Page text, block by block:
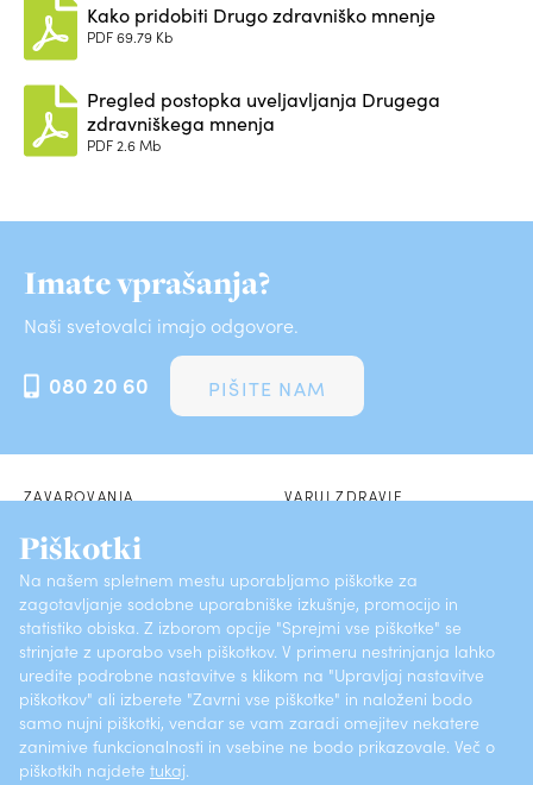
Piškotki
Na našem spletnem mestu uporabljamo piškotke za
zagotavljanje sodobne uporabniške izkušnje, promocijo in
statistiko obiska. Z izborom opcije "Sprejmi vse piškotke" se
strinjate z uporabo vseh piškotkov. V primeru nestrinjanja lahko
uredite podrobne nastavitve s klikom na "Upravljaj nastavitve
piškotkov" ali izberete "Zavrni vse piškotke" in naloženi bodo
samo nujni piškotki, vendar se vam zaradi omejitev nekatere
zanimive funkcionalnosti in vsebine ne bodo prikazovale. Več o
piškotkih najdete tukaj.
Kako pridobiti Drugo zdravniško mnenje
PDF69.79 Kb
Pregled postopka uveljavljanja Drugega
zdravniškega mnenja
PDF2.6 Mb
Imate vprašanja?
Naši svetovalci imajo odgovore.
080 20 60 PIŠITE NAM
ZAVAROVANJA VARUJ ZDRAVJE
POSLOVALNICE
O ZAVAROVALNICI KONTAKTI
PRIJAVI ŠKODO POGOSTA VPRAŠANJA
Vsebine (ISSN 1581-372X) Varstvo osebnih podatkov